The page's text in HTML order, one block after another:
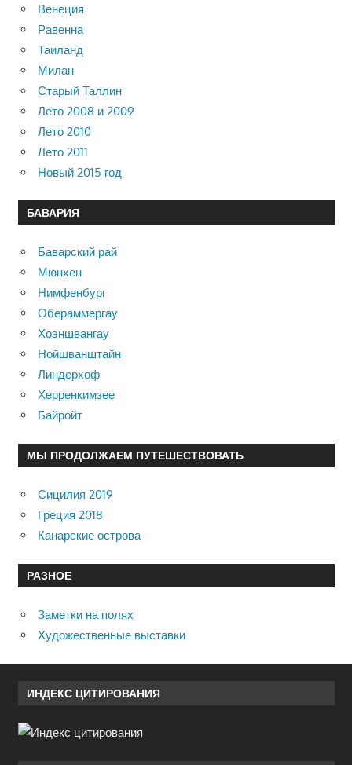
Венеция
Равенна
Таиланд
Милан
Старый Таллин
Лето 2008 и 2009
Лето 2010
Лето 2011
Новый 2015 год
БАВАРИЯ
Баварский рай
Мюнхен
Нимфенбург
Обераммергау
Хоэншвангау
Нойшванштайн
Линдерхоф
Херренкимзее
Байройт
МЫ ПРОДОЛЖАЕМ ПУТЕШЕСТВОВАТЬ
Сицилия 2019
Греция 2018
Канарские острова
РАЗНОЕ
Заметки на полях
Художественные выставки
ИНДЕКС ЦИТИРОВАНИЯ